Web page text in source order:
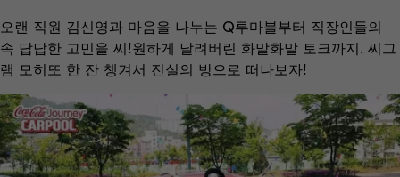
오랜 직원 김신영과 마음을 나누는 Q루마블부터 직장인들의
속 답답한 고민을 씨!원하게 날려버린 화말화말 토크까지. 씨그
램 모히또 한 잔 챙겨서 진실의 방으로 떠나보자!